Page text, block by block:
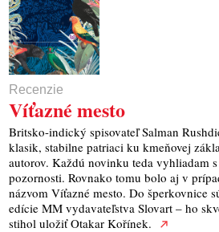
Recenzie
Víťazné mesto
Britsko-indický spisovateľ Salman
klasik, stabilne patriaci ku kmeňovej
autorov. Každú novinku teda vyhliadam
pozornosti. Rovnako tomu bolo aj v
názvom Víťazné mesto. Do šperkovnice
edície MM vydavateľstva Slovart – ho
stihol uložiť Otakar Kořínek.